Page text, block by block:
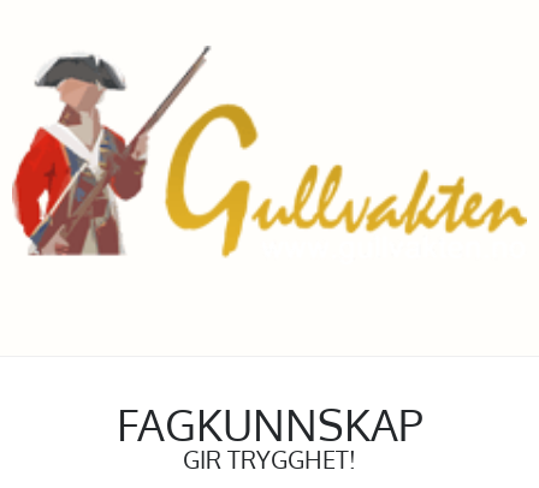
FAGKUNNSKAP
GIR TRYGGHET!